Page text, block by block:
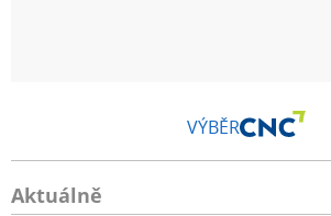
VÝBĚR
Aktuálně